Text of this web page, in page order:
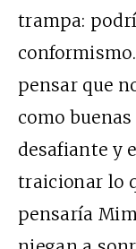
trampa:
pensar que
como
desafiante y
traicionar lo
pensaría